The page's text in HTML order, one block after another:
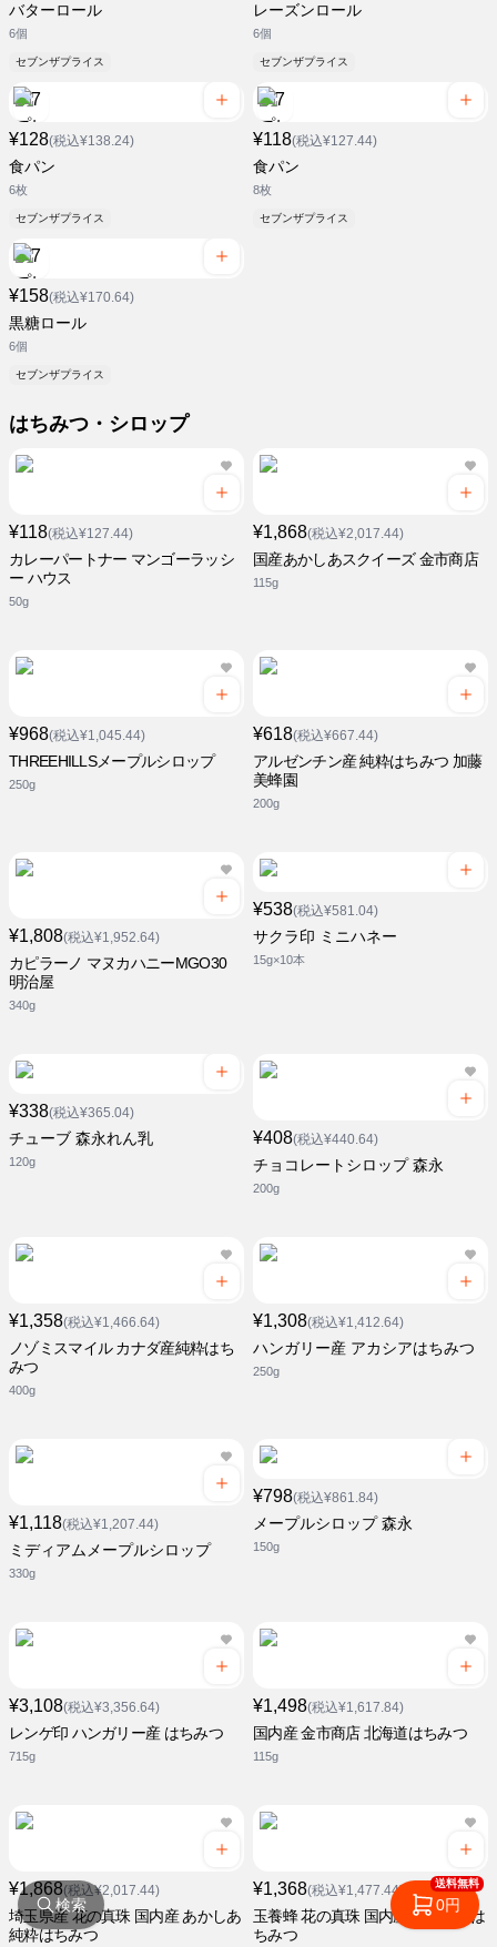
バターロール
6個
セブンザプライス
レーズンロール
6個
セブンザプライス
¥128(税込¥138.24)
食パン
6枚
セブンザプライス
¥118(税込¥127.44)
食パン
8枚
セブンザプライス
¥158(税込¥170.64)
黒糖ロール
6個
セブンザプライス
はちみつ・シロップ
¥118(税込¥127.44)
カレーパートナー マンゴーラッシ
ー ハウス
50g
¥1,868(税込¥2,017.44)
国産あかしあスクイーズ 金市商店
115g
¥968(税込¥1,045.44)
THREEHILLSメープルシロップ
250g
¥618(税込¥667.44)
アルゼンチン産 純粋はちみつ 加藤
美蜂園
200g
¥1,808(税込¥1,952.64)
カピラーノ マヌカハニーMGO30
明治屋
340g
¥538(税込¥581.04)
サクラ印 ミニハネー
15g×10本
¥338(税込¥365.04)
チューブ 森永れん乳
120g
¥408(税込¥440.64)
チョコレートシロップ 森永
200g
¥1,358(税込¥1,466.64)
ノゾミスマイル カナダ産純粋はち
みつ
400g
¥1,308(税込¥1,412.64)
ハンガリー産 アカシアはちみつ
250g
¥1,118(税込¥1,207.44)
ミディアムメープルシロップ
330g
¥798(税込¥861.84)
メープルシロップ 森永
150g
¥3,108(税込¥3,356.64)
レンゲ印 ハンガリー産 はちみつ
715g
¥1,498(税込¥1,617.84)
国内産 金市商店 北海道はちみつ
115g
¥1,868(税込¥2,017.44)
埼玉県産 花の真珠 国内産 あかしあ
純粋はちみつ
¥1,368(税込¥1,477.44)
玉養蜂 花の真珠 国内産 百花純粋は
ちみつ
検索
送料無料
0円